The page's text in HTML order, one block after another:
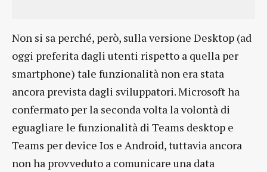
Non si sa perché, però, sulla versione Desktop (ad
oggi preferita dagli utenti rispetto a quella per
smartphone) tale funzionalità non era stata
ancora prevista dagli sviluppatori. Microsoft ha
confermato per la seconda volta la volontà di
eguagliare le funzionalità di Teams desktop e
Teams per device Ios e Android, tuttavia ancora
non ha provveduto a comunicare una data